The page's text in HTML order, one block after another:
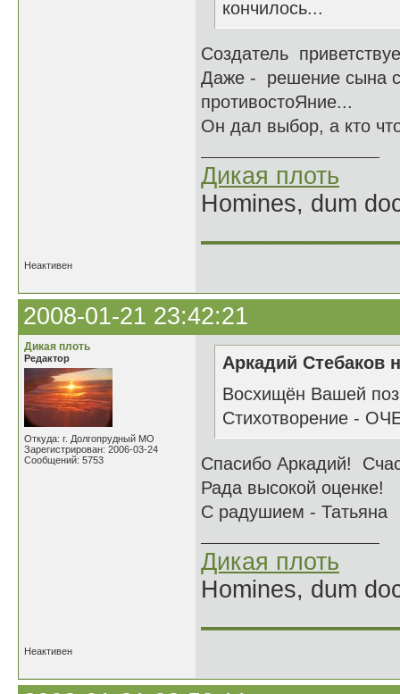
кончилось...
Создатель
Даже - решение сына
противостоЯние...
Он дал выбор, а кто
Дикая плоть
Homines, dum
Неактивен
2008-01-21 23:42:21
Дикая плоть
Редактор
Откуда: г. Долгопрудный МО
Зарегистрирован: 2006-03-24
Сообщений: 5753
Аркадий Стебаков
Восхищён Вашей
Стихотворение -
Спасибо Аркадий!
Рада высокой оценке!
С радушием - Татьяна
Дикая плоть
Homines, dum
Неактивен